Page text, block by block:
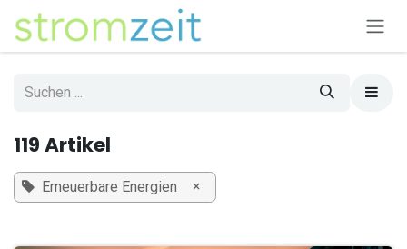
Zum Inhalt springen
119 Artikel
Erneuerbare Energien ×